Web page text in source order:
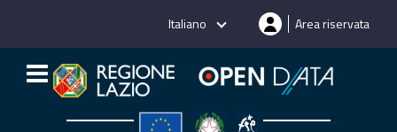
Italiano Area riservata